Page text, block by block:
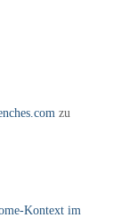
zu
Kontext im